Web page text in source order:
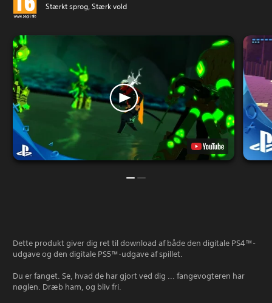
Stærkt sprog, Stærk vold
Dette produkt giver dig ret til download af både den digitale PS4™-
udgave og den digitale PS5™-udgave af spillet.
Du er fanget. Se, hvad de har gjort ved dig ... fangevogteren har
nøglen. Dræb ham, og bliv fri.